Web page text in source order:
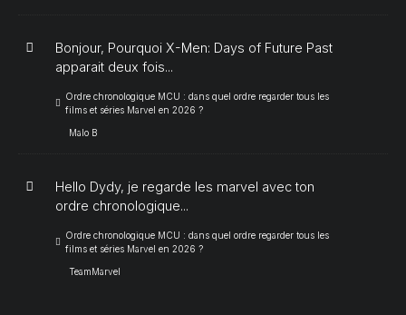
Bonjour, Pourquoi X-Men: Days of Future Past
apparait deux fois...
Ordre chronologique MCU : dans quel ordre regarder tous les
films et séries Marvel en 2026 ?
Malo B
Hello Dydy, je regarde les marvel avec ton
ordre chronologique...
Ordre chronologique MCU : dans quel ordre regarder tous les
films et séries Marvel en 2026 ?
TeamMarvel